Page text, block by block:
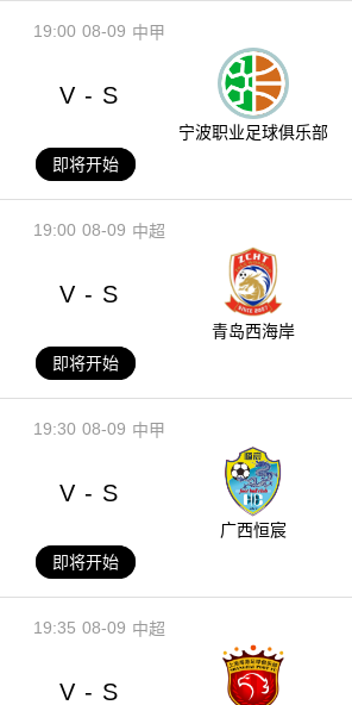
08-09
19:00 中甲
V - S
宁波职业足球俱乐部
即将开始
08-09
19:00 中超
V - S
青岛西海岸
即将开始
08-09
19:30 中甲
V - S
广西恒宸
即将开始
08-09
19:35 中超
V - S